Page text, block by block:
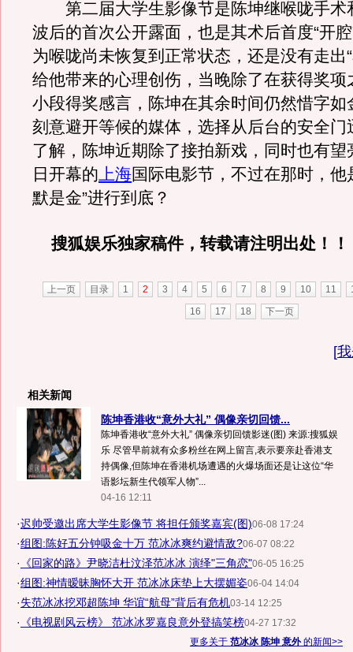
第二届大学生影像节是陈坤继喉咙手术
波后的首次公开露面，也是其术后首度“开
为喉咙尚未恢复到正常状态，还是没有走出
给他带来的心理创伤，当晚除了在获得奖项
小段得奖感言，陈坤在其余时间仍然惜字如
刻意避开等候的媒体，选择从后台的安全门
了解，陈坤近期除了接拍新戏，同时也有望
日开幕的上海国际电影节，不过在那时，他
默是金”进行到底？
搜狐娱乐独家稿件，转载请注明出处！！
上一页 目录 1 2 3 4 5 6 7 8 9 10 11
16
17 18 下一页
[
相关新闻
陈坤香港收“意外大礼” 偶像亲切回馈...
陈坤香港收“意外大礼” 偶像亲切回馈影迷(图) 来源:搜狐娱
乐 尽管早前就有众多粉丝在网上留言,表示要亲赴香港支
持偶像,但陈坤在香港机场遭遇的火爆场面还是让这位“华
语影坛新生代领军人物”...
04-16 12:11
·迟帅受邀出席大学生影像节 将担任颁奖嘉宾(图)06-08 17:24
·组图:陈好五分钟吸金十万 范冰冰爽约避情敌?06-07 08:22
· 《回家的路》尹晓洁杜汶泽范冰冰 演绎"三角恋"06-05 16:25
·组图:神情暧昧胸怀大开 范冰冰床垫上大摆媚姿06-04 14:04
·失范冰冰挖邓超陈坤 华谊“航母”背后有危机03-14 12:25
· 《电视剧风云榜》 范冰冰罗嘉良意外登搞笑榜04-27 17:32
更多关于 范冰冰 陈坤 意外的新闻>>